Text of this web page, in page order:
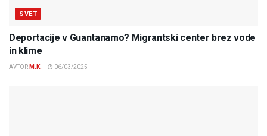
SVET
Deportacije v Guantanamo? Migrantski center brez vode
in klime
AVTOR M.K. 06/03/2025